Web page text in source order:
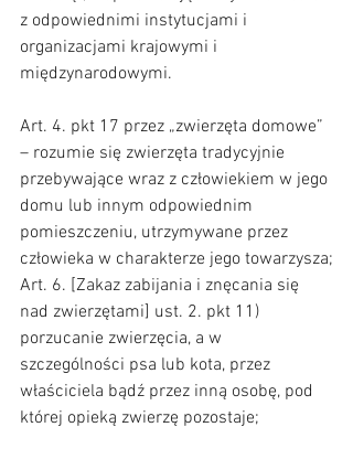
z odpowiednimi instytucjami i
organizacjami krajowymi i
międzynarodowymi.
Art. 4. pkt 17 przez „zwierzęta domowe”
– rozumie się zwierzęta tradycyjnie
przebywające wraz z człowiekiem w jego
domu lub innym odpowiednim
pomieszczeniu, utrzymywane przez
człowieka w charakterze jego towarzysza;
Art. 6. [Zakaz zabijania i znęcania się
nad zwierzętami] ust. 2. pkt 11)
porzucanie zwierzęcia, a w
szczególności psa lub kota, przez
właściciela bądź przez inną osobę, pod
której opieką zwierzę pozostaje;